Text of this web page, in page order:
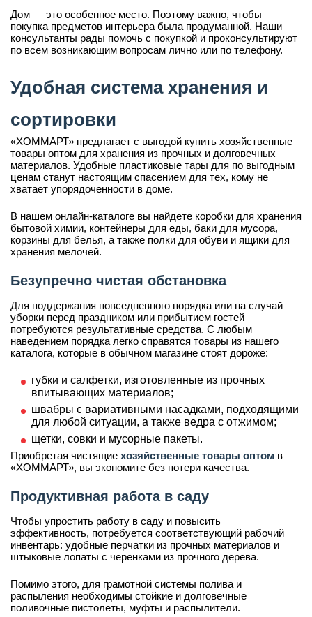
Дом — это особенное место. Поэтому важно, чтобы
покупка предметов интерьера была продуманной. Наши
консультанты рады помочь с покупкой и проконсультируют
по всем возникающим вопросам лично или по телефону.
Удобная система хранения и
сортировки
«ХОММАРТ» предлагает с выгодой купить хозяйственные
товары оптом для хранения из прочных и долговечных
материалов. Удобные пластиковые тары для по выгодным
ценам станут настоящим спасением для тех, кому не
хватает упорядоченности в доме.
В нашем онлайн-каталоге вы найдете коробки для хранения
бытовой химии, контейнеры для еды, баки для мусора,
корзины для белья, а также полки для обуви и ящики для
хранения мелочей.
Безупречно чистая обстановка
Для поддержания повседневного порядка или на случай
уборки перед праздником или прибытием гостей
потребуются результативные средства. С любым
наведением порядка легко справятся товары из нашего
каталога, которые в обычном магазине стоят дороже:
губки и салфетки, изготовленные из прочных
впитывающих материалов;
швабры с вариативными насадками, подходящими
для любой ситуации, а также ведра с отжимом;
щетки, совки и мусорные пакеты.
Приобретая чистящие хозяйственные товары оптом в
«ХОММАРТ», вы экономите без потери качества.
Продуктивная работа в саду
Чтобы упростить работу в саду и повысить
эффективность, потребуется соответствующий рабочий
инвентарь: удобные перчатки из прочных материалов и
штыковые лопаты с черенками из прочного дерева.
Помимо этого, для грамотной системы полива и
распыления необходимы стойкие и долговечные
поливочные пистолеты, муфты и распылители.